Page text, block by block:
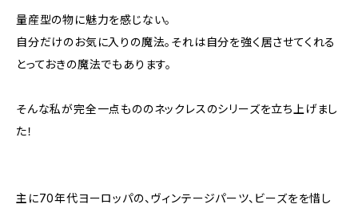
量産型の物に魅力を感じない。
自分だけのお気に入りの魔法。それは自分を強く居させてくれる
とっておきの魔法でもあります。
そんな私が完全一点もののネックレスのシリーズを立ち上げまし
た！
主に70年代ヨーロッパの、ヴィンテージパーツ、ビーズをを惜し